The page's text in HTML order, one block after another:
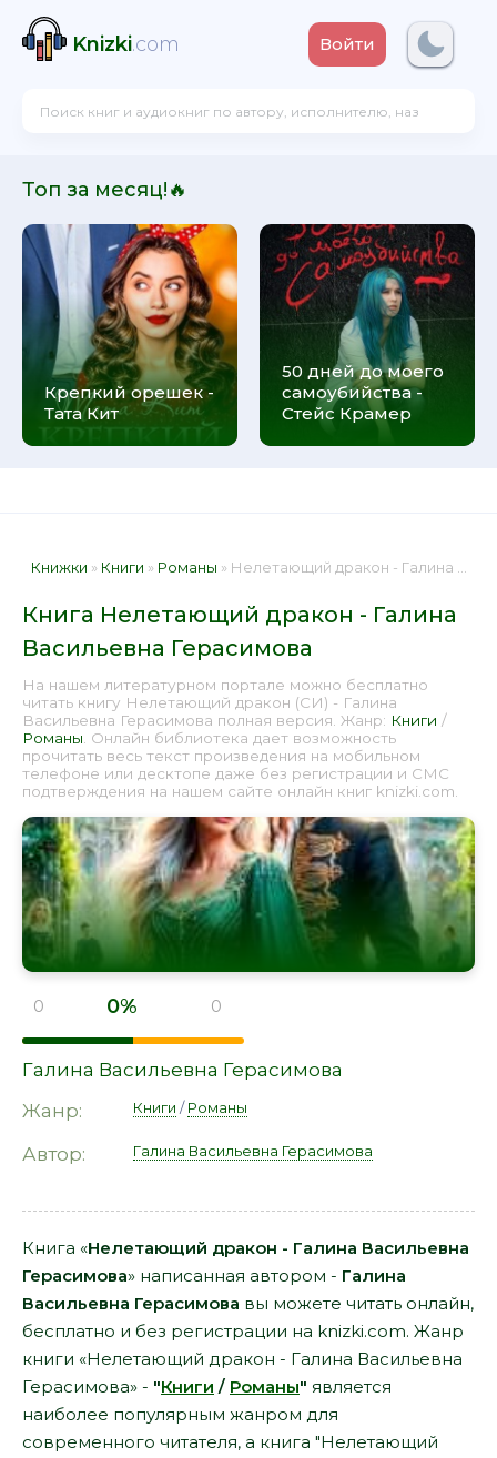
Knizki.com Войти
Топ за месяц!🔥
Крепкий орешек -
Тата Кит
50 дней до моего
самоубийства -
Стейс Крамер
Книжки » Книги » Романы » Нелетающий дракон - Галина Васильевна Герасимова 📕 - Книга онлайн бесплатно
Книга Нелетающий дракон - Галина
Васильевна Герасимова
На нашем литературном портале можно бесплатно
читать книгу Нелетающий дракон (СИ) - Галина
Васильевна Герасимова полная версия. Жанр: Книги /
Романы . Онлайн библиотека дает возможность
прочитать весь текст произведения на мобильном
телефоне или десктопе даже без регистрации и СМС
подтверждения на нашем сайте онлайн книг knizki.com.
0 0% 0
Галина Васильевна Герасимова
Жанр:
Книги /Романы
Автор: Галина Васильевна Герасимова
Книга «Нелетающий дракон - Галина Васильевна
Герасимова» написанная автором - Галина
Васильевна Герасимова вы можете читать онлайн,
бесплатно и без регистрации на knizki.com. Жанр
книги «Нелетающий дракон - Галина Васильевна
Герасимова» - "Книги / Романы" является
наиболее популярным жанром для
современного читателя, а книга "Нелетающий